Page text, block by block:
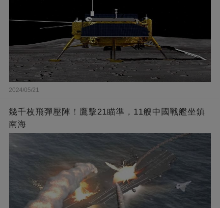
2024/05/21
幾千枚飛彈壓陣！鷹擊21瞄準，11艘中國戰艦坐鎮
南海